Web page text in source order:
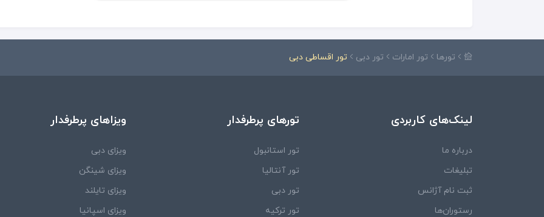
تورها تور امارات تور دبی تور اقساطی دبی
لینک‌های کاربردی
درباره ما
تبلیغات
ثبت نام آژانس
رستوران‌ها
تورهای پرطرفدار
تور استانبول
تور آنتالیا
تور دبی
تور ترکیه
ویزاهای پرطرفدار
ویزای دبی
ویزای شینگن
ویزای تایلند
ویزای اسپانیا